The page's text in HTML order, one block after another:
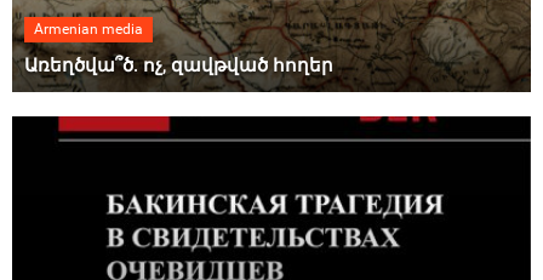
Armenian media
Առեղծվա՞ծ. ոչ, զավթված հողեր